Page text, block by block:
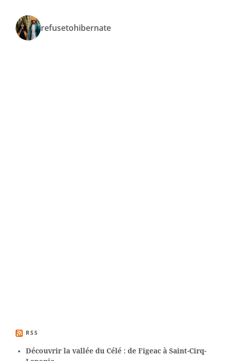
refusetohibernate
RSS
Découvrir la vallée du Célé : de Figeac à Saint-Cirq-